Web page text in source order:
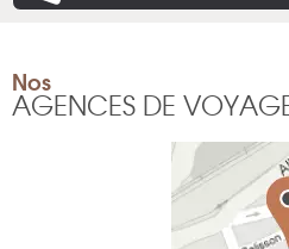
Nos
AGENCES DE